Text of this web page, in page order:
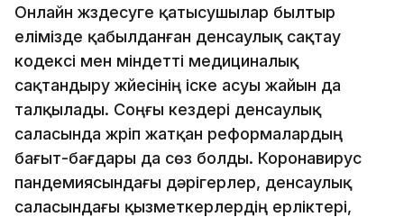
Онлайн жүздесуге қатысушылар былтыр
елімізде қабылданған денсаулық сақтау
кодексі мен міндетті медициналық
сақтандыру жүйесінің іске асуы жайын да
талқылады. Соңғы кездері денсаулық
саласында жүріп жатқан реформалардың
бағыт-бағдары да сөз болды. Коронавирус
пандемиясындағы дәрігерлер, денсаулық
саласындағы қызметкерлердің ерліктері,